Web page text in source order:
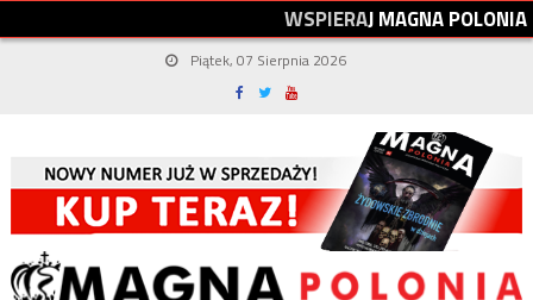
WSPIERAJMAGNAPOLONIA
Piątek, 07 Sierpnia 2026